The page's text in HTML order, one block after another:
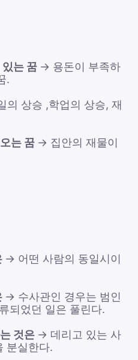
는 꿈 → 용돈이 부족하
.
의 상승 ,학업의 상승, 재
는 꿈 → 집안의 재물이
→ 어떤 사람의 동일시이
→ 수사관인 경우는 범인
되었던 일은 풀린다.
것은 → 데리고 있는 사
분실한다.